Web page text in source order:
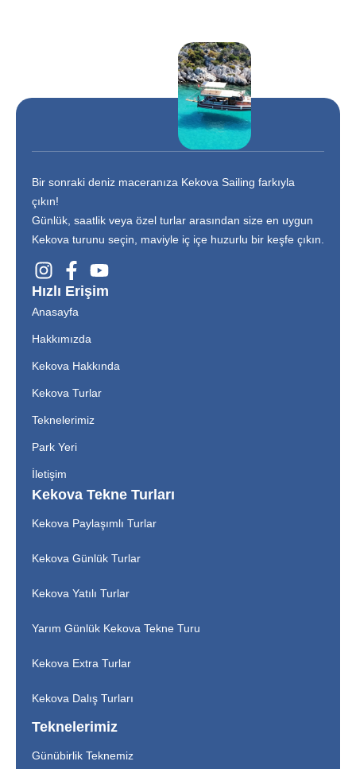
Bir sonraki deniz maceranıza Kekova Sailing farkıyla
çıkın!
Günlük, saatlik veya özel turlar arasından size en uygun
Kekova turunu seçin, maviyle iç içe huzurlu bir keşfe çıkın.
Hızlı Erişim
Anasayfa
Hakkımızda
Kekova Hakkında
Kekova Turlar
Teknelerimiz
Park Yeri
İletişim
Kekova Tekne Turları
Kekova Paylaşımlı Turlar
Kekova Günlük Turlar
Kekova Yatılı Turlar
Yarım Günlük Kekova Tekne Turu
Kekova Extra Turlar
Kekova Dalış Turları
Teknelerimiz
Günübirlik Teknemiz